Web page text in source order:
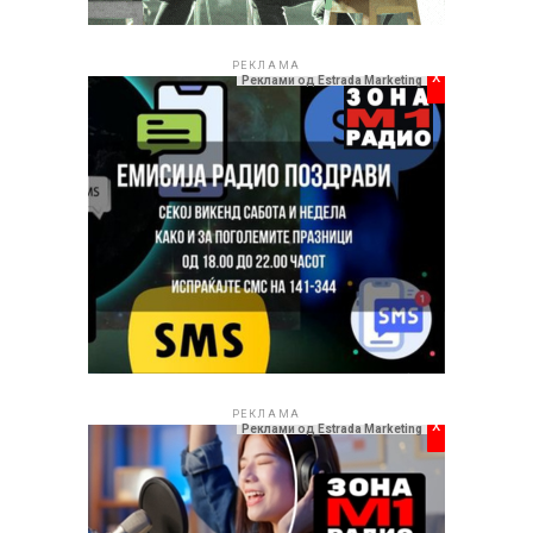
РЕКЛАМА
Естрада.мки во наредниот период ќе продолжи да
РЕКЛАМА
Реклами од Estrada Marketing x
РЕКЛАМА
Реклами од Estrada Marketing x